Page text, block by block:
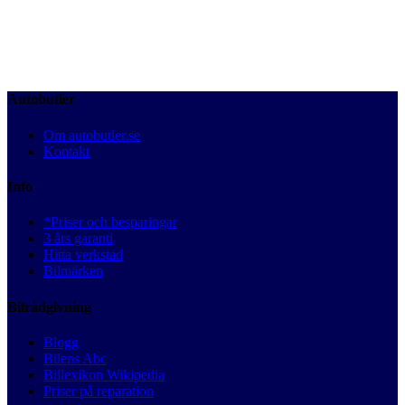
Autobutler
Om autobutler.se
Kontakt
Info
*Priser och besparingar
3 års garanti
Hitta verkstad
Bilmärken
Bilrådgivning
Blogg
Bilens Abc
Billexikon Wikipedia
Priser på reparation